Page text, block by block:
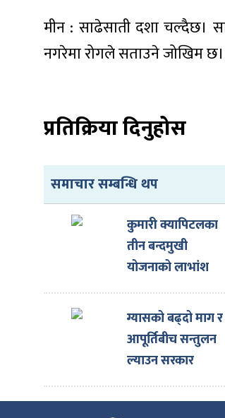
मीन : साढेसाती दशा चल्दैछ।
नगरेमा रोगले सताउने जोखिम छ।
प्रतिक्रिया दिनुहोस
समाचार सम्बन्धि थप
कुमारी क्यापिटलका
तीन बन्दमुखी
योजनाको लाभांश
घोषणा
ग्यासको बढ्दो माग र
आपूर्तिबीच सन्तुलन
ल्याउन सरकार
प्रयासरतः उद्योगमन्त्री